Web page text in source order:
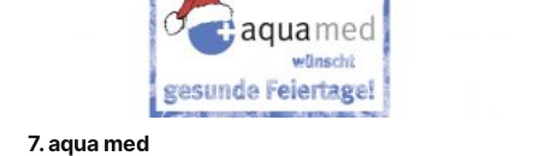
7. aqua med